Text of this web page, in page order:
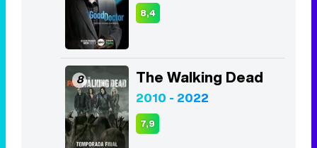
8,4
8 The Walking Dead
2010 - 2022
7,9